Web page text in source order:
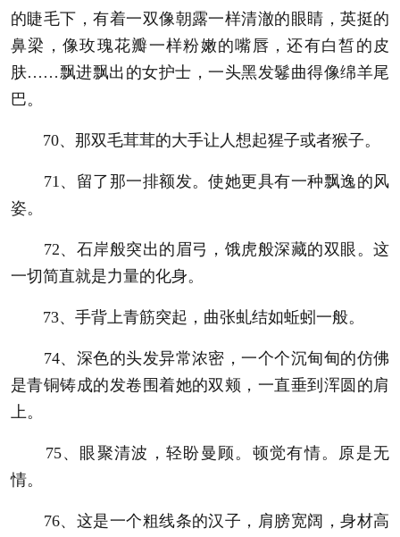
的睫毛下，有着一双像朝露一样清澈的眼睛，英挺的
鼻梁，像玫瑰花瓣一样粉嫩的嘴唇，还有白皙的皮
肤……飘进飘出的女护士，一头黑发鬈曲得像绵羊尾
巴。
70、那双毛茸茸的大手让人想起猩子或者猴子。
71、留了那一排额发。使她更具有一种飘逸的风
姿。
72、石岸般突出的眉弓，饿虎般深藏的双眼。这
一切简直就是力量的化身。
73、手背上青筋突起，曲张虬结如蚯蚓一般。
74、深色的头发异常浓密，一个个沉甸甸的仿佛
是青铜铸成的发卷围着她的双颊，一直垂到浑圆的肩
上。
75、眼聚清波，轻盼曼顾。顿觉有情。原是无
情。
76、这是一个粗线条的汉子，肩膀宽阔，身材高